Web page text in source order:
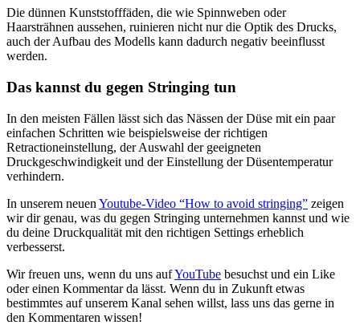
Die dünnen Kunststofffäden, die wie Spinnweben oder
Haarsträhnen aussehen, ruinieren nicht nur die Optik des Drucks,
auch der Aufbau des Modells kann dadurch negativ beeinflusst
werden.
Das kannst du gegen Stringing tun
In den meisten Fällen lässt sich das Nässen der Düse mit ein paar
einfachen Schritten wie beispielsweise der richtigen
Retractioneinstellung, der Auswahl der geeigneten
Druckgeschwindigkeit und der Einstellung der Düsentemperatur
verhindern.
In unserem neuen Youtube-Video “How to avoid stringing” zeigen
wir dir genau, was du gegen Stringing unternehmen kannst und wie
du deine Druckqualität mit den richtigen Settings erheblich
verbesserst.
Wir freuen uns, wenn du uns aufYouTube besuchst und ein Like
oder einen Kommentar da lässt. Wenn du in Zukunft etwas
bestimmtes auf unserem Kanal sehen willst, lass uns das gerne in
den Kommentaren wissen!